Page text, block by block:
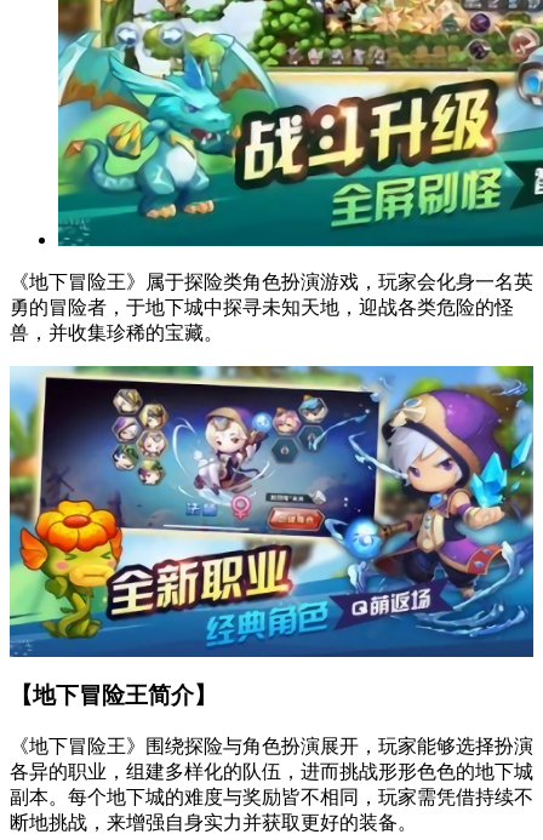
《地下冒险王》属于探险类角色扮演游戏，玩家会化身一名英
勇的冒险者，于地下城中探寻未知天地，迎战各类危险的怪
兽，并收集珍稀的宝藏。
【地下冒险王简介】
《地下冒险王》围绕探险与角色扮演展开，玩家能够选择扮演
各异的职业，组建多样化的队伍，进而挑战形形色色的地下城
副本。每个地下城的难度与奖励皆不相同，玩家需凭借持续不
断地挑战，来增强自身实力并获取更好的装备。